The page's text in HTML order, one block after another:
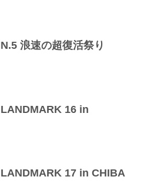
」下車
トラムライン：「県庁前」下車（西2
浪速の超復活祭り
LANDMARK 16 in
LANDMARK 17 in CHIBA